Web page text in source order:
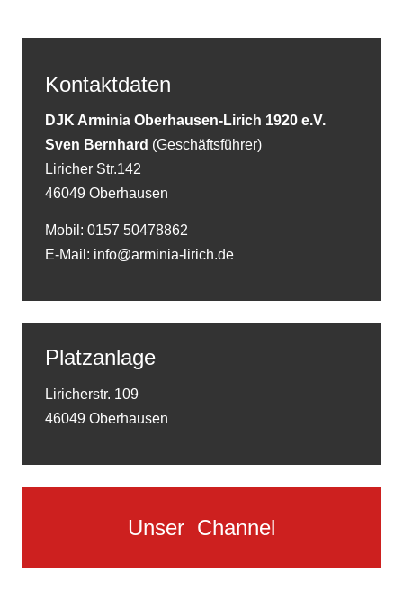
Kontaktdaten
DJK Arminia Oberhausen-Lirich 1920 e.V.
Sven Bernhard (Geschäftsführer)
Liricher Str.142
46049 Oberhausen
Mobil: 0157 50478862
E-Mail: info@arminia-lirich.de
Platzanlage
Liricherstr. 109
46049 Oberhausen
Unser Channel